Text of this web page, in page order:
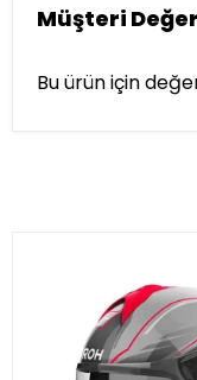
Müşteri
Bu ürün için